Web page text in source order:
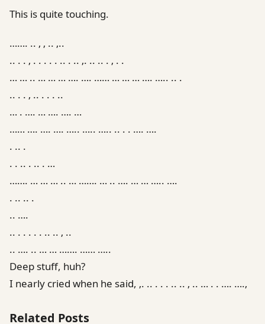
This is quite touching.
……. .. ‚ ‚ .. ‚..
.. . . ‚ . . . . . .. . .. ‚. .. .. . ‚ . .
… … .. … … … …. …. …… … … … …. ….. .. .
.. . . ‚ .. . . . ..
… . …. … …. …. …
…… …. …. …. ….. ….. ….. .. . . …. ….
. .. .
. . .. . .. . …
……. … … … .. … ……. … .. …. … … ….. ….
. .. .. .
.. ….
.. . . . . . .. .. ‚ ..
.. …. .. … … ……. …… …..
Deep stuff, huh?
I nearly cried when he said, ‚. .. . . . .. .. ‚ .. … . . …. ….‚
Related Posts